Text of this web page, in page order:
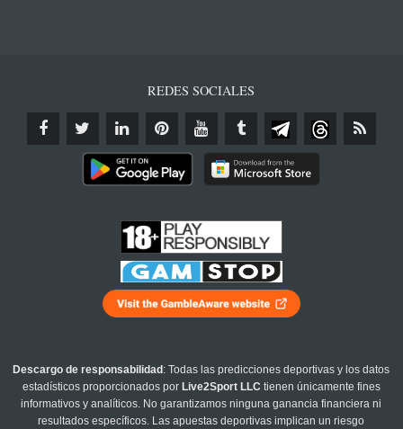
REDES SOCIALES
Descargo de responsabilidad : Todas las predicciones deportivas y los datos
estadísticos proporcionados por Live2Sport LLC tienen únicamente fines
informativos y analíticos. No garantizamos ninguna ganancia financiera ni
resultados específicos. Las apuestas deportivas implican un riesgo